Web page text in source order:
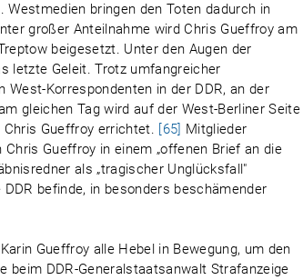
Westmedien bringen den Toten dadurch in
großer Anteilnahme wird Chris Gueffroy am
beigesetzt. Unter den Augen der
letzte Geleit. Trotz umfangreicher
West-Korrespondenten in der DDR, an der
gleichen Tag wird auf der West-Berliner Seite
Chris Gueffroy errichtet. [65] Mitglieder
Gueffroy in einem „offenen Brief an die
als „tragischer Unglücksfall"
befinde, in besonders beschämender
Gueffroy alle Hebel in Bewegung, um den
beim DDR-Generalstaatsanwalt Strafanzeige